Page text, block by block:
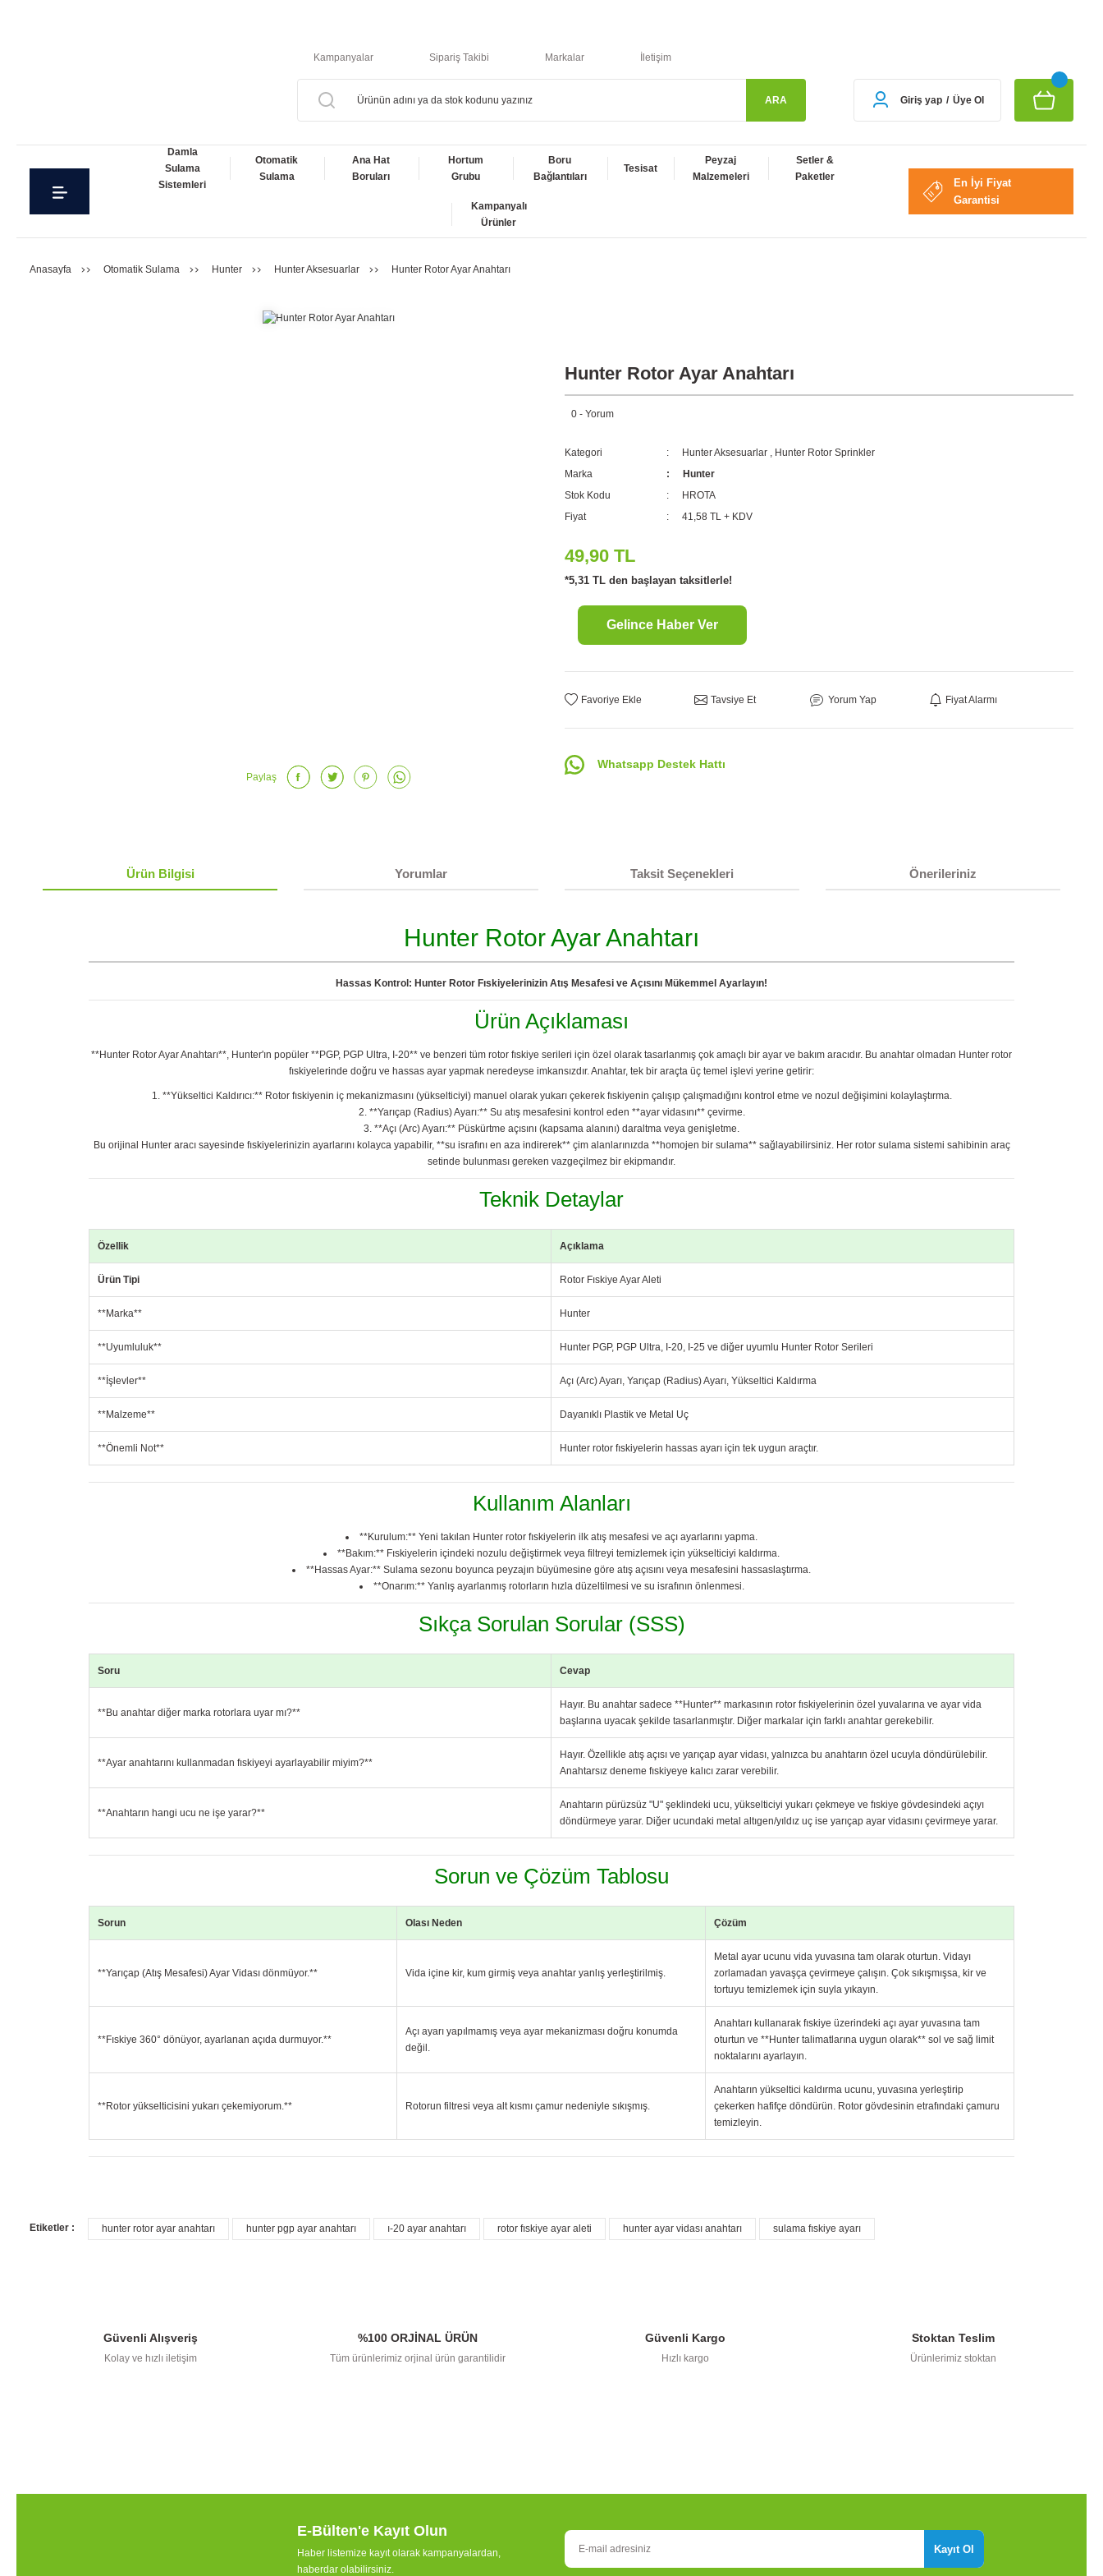
Kampanyalar Sipariş Takibi Markalar İletişim
ARA Giriş yap / Üye Ol
Damla
Sulama
Sistemleri
Otomatik
Sulama
Ana Hat
Boruları
Hortum
Grubu
Boru
Bağlantıları
Tesisat
Peyzaj
Malzemeleri
Setler &
Paketler
Kampanyalı
Ürünler
En İyi Fiyat
Garantisi
Anasayfa Otomatik Sulama Hunter Hunter Aksesuarlar Hunter Rotor Ayar Anahtarı
Paylaş
Hunter Rotor Ayar Anahtarı
0 - Yorum
Kategori Hunter Aksesuarlar , Hunter Rotor Sprinkler
Marka
Hunter
Stok Kodu
HROTA
Fiyat
41,58 TL + KDV
49,90 TL
*5,31 TL den başlayan taksitlerle!
Gelince Haber Ver
Tavsiye Et Yorum Yap Fiyat Alarmı
Whatsapp Destek Hattı
Ürün Bilgisi Yorumlar Taksit Seçenekleri Önerileriniz
Hunter Rotor Ayar Anahtarı
Hassas Kontrol: Hunter Rotor Fıskiyelerinizin Atış Mesafesi ve Açısını Mükemmel Ayarlayın!
Ürün Açıklaması
**Hunter Rotor Ayar Anahtarı**, Hunter'ın popüler **PGP, PGP Ultra, I-20** ve benzeri tüm rotor fıskiye serileri için özel olarak tasarlanmış çok amaçlı bir ayar ve bakım aracıdır. Bu anahtar olmadan Hunter rotor
fıskiyelerinde doğru ve hassas ayar yapmak neredeyse imkansızdır. Anahtar, tek bir araçta üç temel işlevi yerine getirir:
**Yükseltici Kaldırıcı:** Rotor fıskiyenin iç mekanizmasını (yükselticiyi) manuel olarak yukarı çekerek fıskiyenin çalışıp çalışmadığını kontrol etme ve nozul değişimini kolaylaştırma.
**Yarıçap (Radius) Ayarı:** Su atış mesafesini kontrol eden **ayar vidasını** çevirme.
**Açı (Arc) Ayarı:** Püskürtme açısını (kapsama alanını) daraltma veya genişletme.
Bu orijinal Hunter aracı sayesinde fıskiyelerinizin ayarlarını kolayca yapabilir, **su israfını en aza indirerek** çim alanlarınızda **homojen bir sulama** sağlayabilirsiniz. Her rotor sulama sistemi sahibinin araç
setinde bulunması gereken vazgeçilmez bir ekipmandır.
Teknik Detaylar
Özellik Açıklama
Ürün Tipi Rotor Fıskiye Ayar Aleti
**Marka** Hunter
**Uyumluluk** Hunter PGP, PGP Ultra, I-20, I-25 ve diğer uyumlu Hunter Rotor Serileri
**İşlevler** Açı (Arc) Ayarı, Yarıçap (Radius) Ayarı, Yükseltici Kaldırma
**Malzeme** Dayanıklı Plastik ve Metal Uç
**Önemli Not** Hunter rotor fıskiyelerin hassas ayarı için tek uygun araçtır.
Kullanım Alanları
**Kurulum:** Yeni takılan Hunter rotor fıskiyelerin ilk atış mesafesi ve açı ayarlarını yapma.
**Bakım:** Fıskiyelerin içindeki nozulu değiştirmek veya filtreyi temizlemek için yükselticiyi kaldırma.
**Hassas Ayar:** Sulama sezonu boyunca peyzajın büyümesine göre atış açısını veya mesafesini hassaslaştırma.
**Onarım:** Yanlış ayarlanmış rotorların hızla düzeltilmesi ve su israfının önlenmesi.
Sıkça Sorulan Sorular (SSS)
Soru Cevap
**Bu anahtar diğer marka rotorlara uyar mı?**
Hayır. Bu anahtar sadece **Hunter** markasının rotor fıskiyelerinin özel yuvalarına ve ayar vida
başlarına uyacak şekilde tasarlanmıştır. Diğer markalar için farklı anahtar gerekebilir.
**Ayar anahtarını kullanmadan fıskiyeyi ayarlayabilir miyim?**
Hayır. Özellikle atış açısı ve yarıçap ayar vidası, yalnızca bu anahtarın özel ucuyla döndürülebilir.
Anahtarsız deneme fıskiyeye kalıcı zarar verebilir.
**Anahtarın hangi ucu ne işe yarar?**
Anahtarın pürüzsüz "U" şeklindeki ucu, yükselticiyi yukarı çekmeye ve fıskiye gövdesindeki açıyı
döndürmeye yarar. Diğer ucundaki metal altıgen/yıldız uç ise yarıçap ayar vidasını çevirmeye yarar.
Sorun ve Çözüm Tablosu
Sorun Olası Neden Çözüm
**Yarıçap (Atış Mesafesi) Ayar Vidası dönmüyor.** Vida içine kir, kum girmiş veya anahtar yanlış yerleştirilmiş.
Metal ayar ucunu vida yuvasına tam olarak oturtun. Vidayı
zorlamadan yavaşça çevirmeye çalışın. Çok sıkışmışsa, kir ve
tortuyu temizlemek için suyla yıkayın.
**Fıskiye 360° dönüyor, ayarlanan açıda durmuyor.**
Açı ayarı yapılmamış veya ayar mekanizması doğru konumda
değil.
Anahtarı kullanarak fıskiye üzerindeki açı ayar yuvasına tam
oturtun ve **Hunter talimatlarına uygun olarak** sol ve sağ limit
noktalarını ayarlayın.
**Rotor yükselticisini yukarı çekemiyorum.** Rotorun filtresi veya alt kısmı çamur nedeniyle sıkışmış.
Anahtarın yükseltici kaldırma ucunu, yuvasına yerleştirip
çekerken hafifçe döndürün. Rotor gövdesinin etrafındaki çamuru
temizleyin.
Bu ürünün fiyat bilgisi, resim, ürün açıklamalarında ve diğer konularda yetersiz gördüğünüz noktaları öneri formunu kullanarak tarafımıza iletebilirsiniz.
Ürün bilgilerinde hatalar bulunuyor.
Etiketler : hunter rotor ayar anahtarı hunter pgp ayar anahtarı ı-20 ayar anahtarı rotor fıskiye ayar aleti hunter ayar vidası anahtarı sulama fıskiye ayarı
Güvenli Alışveriş
Kolay ve hızlı iletişim
%100 ORJİNAL ÜRÜN
Tüm ürünlerimiz orjinal ürün garantilidir
Güvenli Kargo
Hızlı kargo
Stoktan Teslim
Ürünlerimiz stoktan
E-Bülten'e Kayıt Olun
Haber listemize kayıt olarak kampanyalardan,
haberdar olabilirsiniz.
Kayıt Ol